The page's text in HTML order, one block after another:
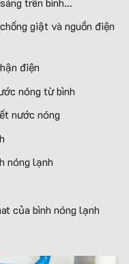
giật và nguồn điện
điện
nóng từ bình
nước nóng
nóng lạnh
của bình nóng lạnh